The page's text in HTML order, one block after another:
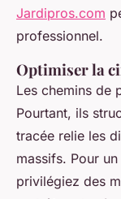
Jardipros.com
professionnel.
Optimiser la
Les chemins de
Pourtant, ils
tracée relie les
massifs. Pour
privilégiez des